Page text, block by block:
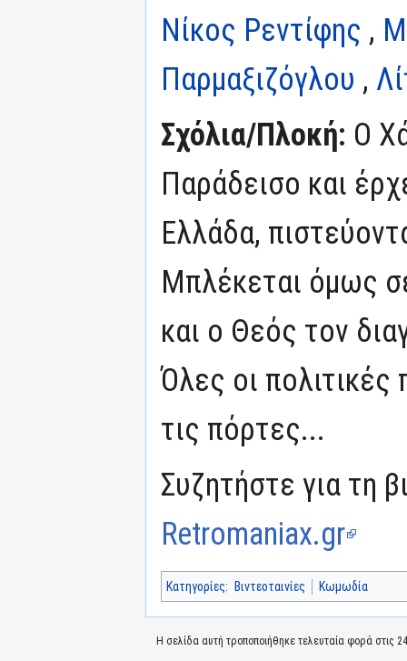
Νίκος Ρεντίφης ,
Παρμαξιζόγλου ,
Σχόλια/Πλοκή: Ο
Παράδεισο και
Ελλάδα,
Μπλέκεται όμως
και ο Θεός τον
Όλες οι πολιτικές
τις πόρτες...
Συζητήστε για τη
Retromaniax.gr
Κατηγορίες: Βιντεοταινίες Κωμωδία
Η σελίδα αυτή τροποποιήθηκε τελευταία φορά στις